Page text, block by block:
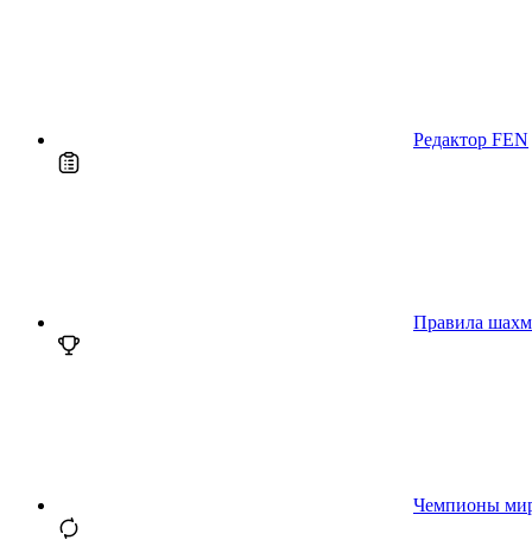
Редактор FEN
Правила
Чемпионы